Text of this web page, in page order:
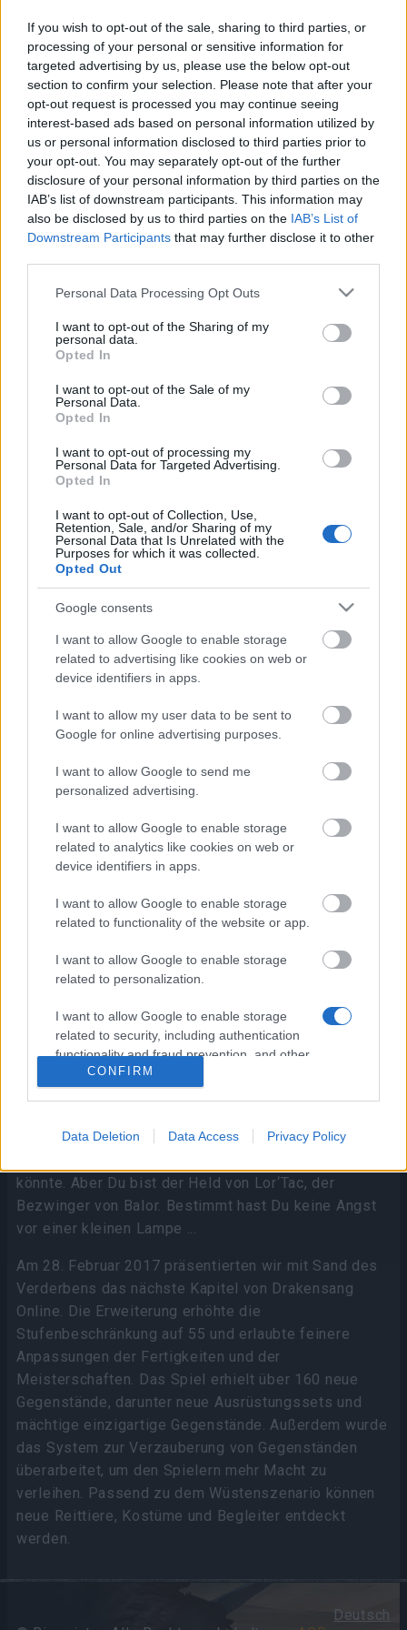
If you wish to opt-out of the sale, sharing to third parties, or
processing of your personal or sensitive information for
targeted advertising by us, please use the below opt-out
section to confirm your selection. Please note that after your
opt-out request is processed you may continue seeing
interest-based ads based on personal information utilized by
us or personal information disclosed to third parties prior to
your opt-out. You may separately opt-out of the further
disclosure of your personal information by third parties on the
IAB’s list of downstream participants. This information may
also be disclosed by us to third parties on the IAB’s List of
Downstream Participants that may further disclose it to other
Please note that this website/app uses one or more Google
not limited to your visit or usage behaviour. You may click to
grant or deny consent to Google and its third-party tags to
use your data for below specified purposes in below Google
consent section.
Personal Data Processing Opt Outs
I want to opt-out of the Sharing of my
personal data.
Opted In
I want to opt-out of the Sale of my
Personal Data.
Opted In
I want to opt-out of processing my
Personal Data for Targeted Advertising.
Opted In
I want to opt-out of Collection, Use,
Retention, Sale, and/or Sharing of my
Personal Data that Is Unrelated with the
Purposes for which it was collected.
Opted Out
Google consents
I want to allow Google to enable storage
related to advertising like cookies on web or
device identifiers in apps.
I want to allow my user data to be sent to
Google for online advertising purposes.
I want to allow Google to send me
personalized advertising.
I want to allow Google to enable storage
related to analytics like cookies on web or
device identifiers in apps.
I want to allow Google to enable storage
related to functionality of the website or app.
I want to allow Google to enable storage
related to personalization.
I want to allow Google to enable storage
related to security, including authentication
functionality and fraud prevention, and other
user protection.
CONFIRM
Data Deletion Data Access Privacy Policy
von einem mächtigen, geheimnisvollen Feind
bedrängt wird. Du solltest genug Wasser auf Deine
Reise mitnehmen, denn es wird heiß! Endlose Dünen,
wirbelnde Sandstürme, mysteriöse Tempel und
mystische Feinde warten auf Dich. Diese Gefilde sind
tückisch und einige Feinde tauchen nur auf, wenn die
Voraussetzungen stimmen ...
Der uralte Stamm der Shadaiqan, der einheimischen
Schlangenmenschen, bewacht eine beeindruckende
Arena. Nur die tapfersten Krieger schaffen es, sich
einen Weg in die Tiefen des Todes zu bahnen. Noch
wenigere werden den gefährlichen Fallen entkommen
und diejenigen, die den Ort lebendig verlassen, sind
zu blassen Schatten ihrer selbst geworden ...
Allerdings blasse Schatten in goldenen Rüstungen
mit juwelenbesetzten Waffen. Nimmst Du die
ultimative Herausforderung an und reißt die
findest, denk lieber zweimal nach, bevor Du daran
könnte. Aber Du bist der Held von Lor‘Tac, der
Bezwinger von Balor. Bestimmt hast Du keine Angst
vor einer kleinen Lampe ...
Am 28. Februar 2017 präsentierten wir mit Sand des
Verderbens das nächste Kapitel von Drakensang
Online. Die Erweiterung erhöhte die
Stufenbeschränkung auf 55 und erlaubte feinere
Anpassungen der Fertigkeiten und der
Meisterschaften. Das Spiel erhielt über 160 neue
Gegenstände, darunter neue Ausrüstungssets und
mächtige einzigartige Gegenstände. Außerdem wurde
das System zur Verzauberung von Gegenständen
überarbeitet, um den Spielern mehr Macht zu
verleihen. Passend zu dem Wüstenszenario können
neue Reittiere, Kostüme und Begleiter entdeckt
werden.
Deutsch